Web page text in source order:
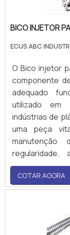
BICO INJETOR
ECUS ABC
O Bico injetor
componente
adequado
utilizado em
indústrias de
uma peça
inesperadas,
energia
matéria-
mencionado
COTAR AGORA